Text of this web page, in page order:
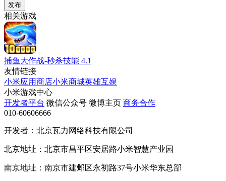
发布
相关游戏
捕鱼大作战-秒杀技能 4.1
友情链接
小米应用商店小米商城英雄互娱
小米游戏中心
开发者平台 微信公众号 微博主页 商务合作
010-60606666
开发者：北京瓦力网络科技有限公司
北京地址：北京市昌平区安居路小米智慧产业园
南京地址：南京市建邺区永初路37号小米华东总部